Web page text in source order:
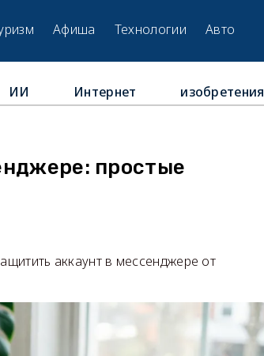
Афиша Технологии Авто
ИИ Интернет изобретения
простые
аккаунт в мессенджере от